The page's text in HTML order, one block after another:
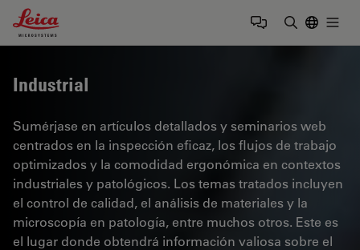
Leica Microsystems Logo
Industrial
Sumérjase en artículos detallados y seminarios web
centrados en la inspección eficaz, los flujos de trabajo
optimizados y la comodidad ergonómica en contextos
industriales y patológicos. Los temas tratados incluyen
el control de calidad, el análisis de materiales y la
microscopía en patología, entre muchos otros. Este es
el lugar donde obtendrá información valiosa sobre el